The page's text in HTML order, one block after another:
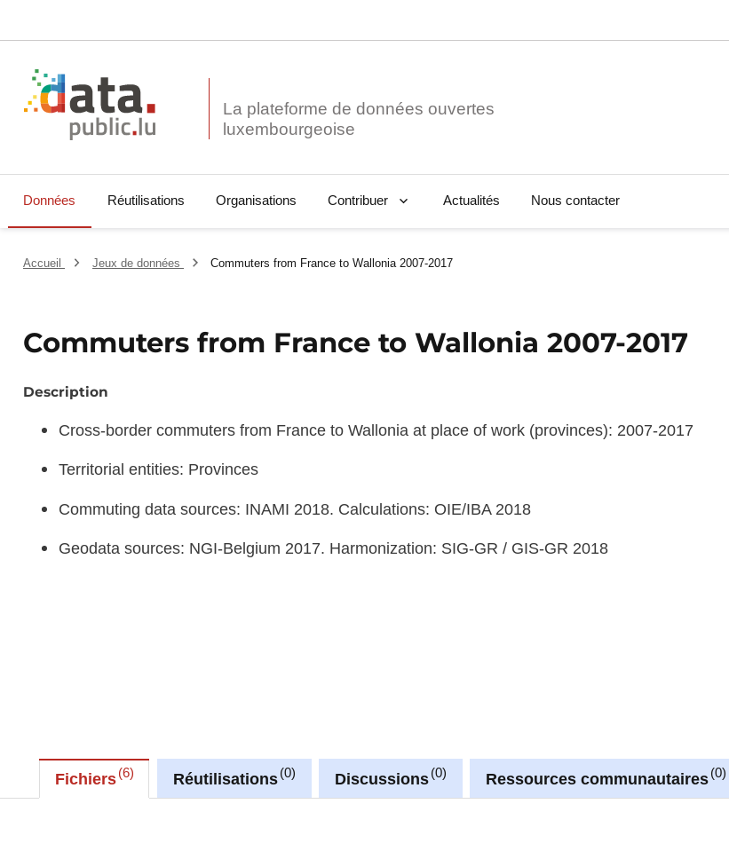
La plateforme de données ouvertes
Données Réutilisations Organisations Contribuer Actualités Nous contacter
Accueil Jeux de données Commuters from France to Wallonia 2007-2017
Commuters from France to Wallonia 2007-2017
Description
Cross-border commuters from France to Wallonia at place of work (provinces): 2007-2017
Territorial entities: Provinces
Commuting data sources: INAMI 2018. Calculations: OIE/IBA 2018
Geodata sources: NGI-Belgium 2017. Harmonization: SIG-GR / GIS-GR 2018
Fichiers 6 Réutilisations 0 Discussions 0 Ressources communautaires 0